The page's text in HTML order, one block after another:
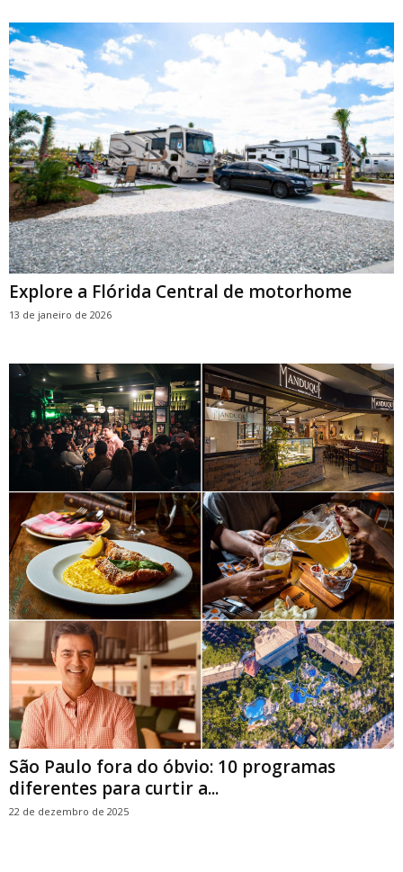
Explore a Flórida Central de motorhome
13 de janeiro de 2026
São Paulo fora do óbvio: 10 programas
diferentes para curtir a...
22 de dezembro de 2025